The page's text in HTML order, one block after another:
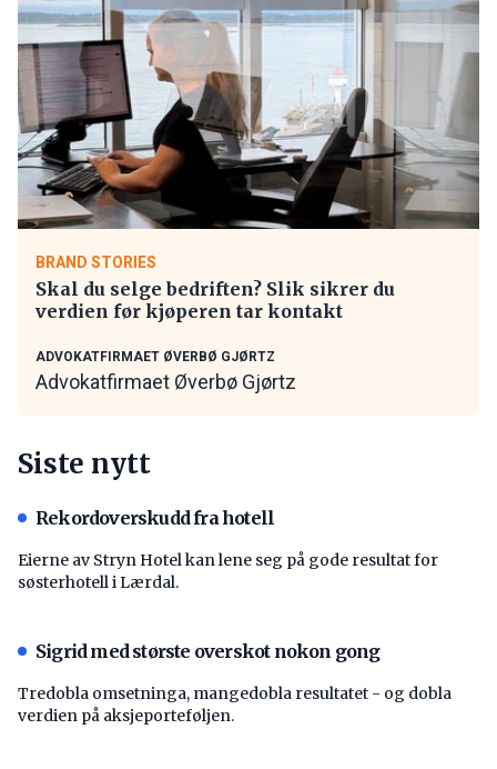
BRAND STORIES
Skal du selge bedriften? Slik sikrer du
verdien før kjøperen tar kontakt
ADVOKATFIRMAET ØVERBØ GJØRTZ
Advokatfirmaet Øverbø Gjørtz
Siste nytt
Rekordoverskudd fra hotell
Eierne av Stryn Hotel kan lene seg på gode resultat for
søsterhotell i Lærdal.
Sigrid med største overskot nokon gong
Tredobla omsetninga, mangedobla resultatet - og dobla
verdien på aksjeporteføljen.